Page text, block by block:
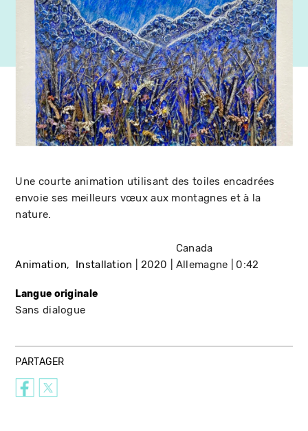
Une courte animation utilisant des toiles encadrées
envoie ses meilleurs vœux aux montagnes et à la
nature.
Animation Installation 2020
Canada
Allemagne
0:42
Langue originale
Sans dialogue
PARTAGER